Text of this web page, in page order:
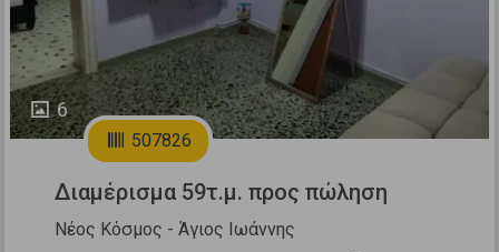
6
507826
Διαμέρισμα 59τ.μ. προς πώληση
Νέος Κόσμος - Άγιος Ιωάννης